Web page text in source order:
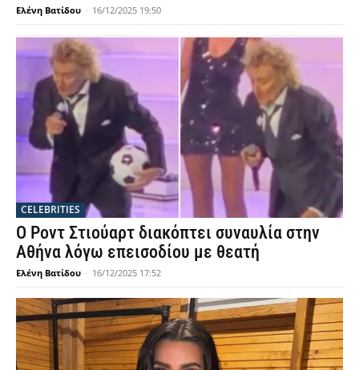
Ελένη Βατίδου - 16/12/2025 19:50
CELEBRITIES
Ο Ροντ Στιούαρτ διακόπτει συναυλία στην
Αθήνα λόγω επεισοδίου με θεατή
Ελένη Βατίδου - 16/12/2025 17:52